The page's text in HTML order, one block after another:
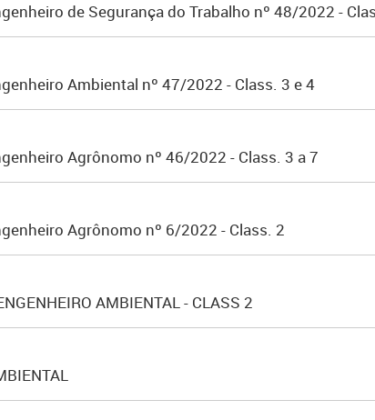
de Segurança do Trabalho nº 48/2022 -
Ambiental nº 47/2022 - Class. 3 e 4
Agrônomo nº 46/2022 - Class. 3 a 7
Agrônomo nº 6/2022 - Class. 2
AMBIENTAL - CLASS 2